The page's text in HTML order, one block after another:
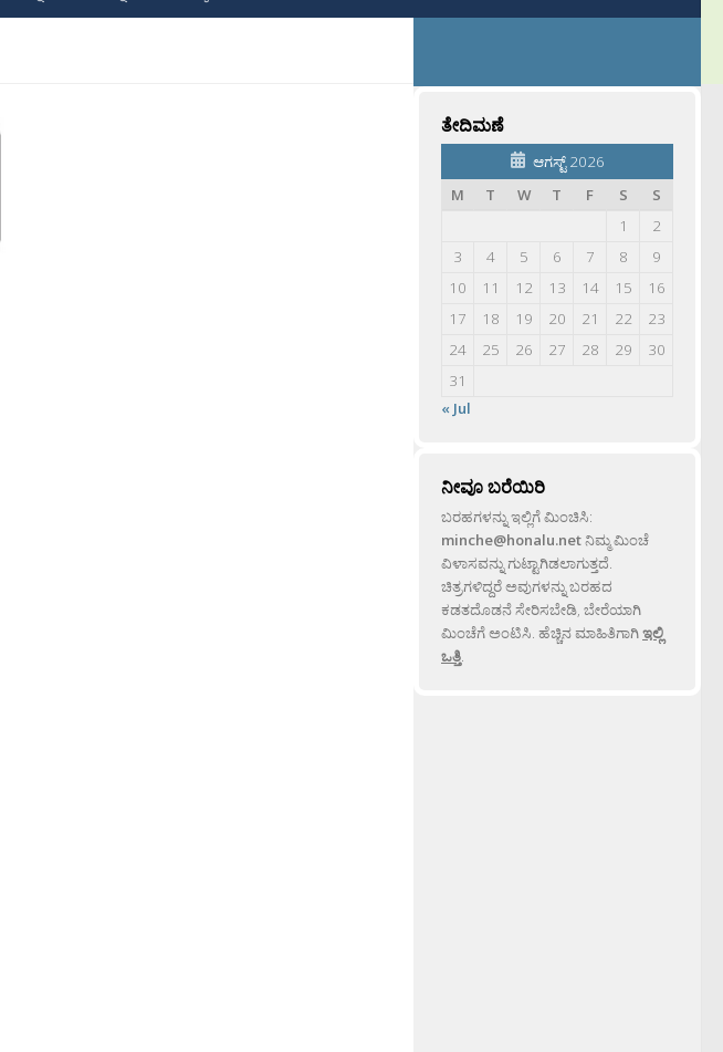
ತೇದಿಮಣೆ
ಆಗಸ್ಟ್ 2026
M
T W T F S
S
1
2
3
4 5 6 7 8
9
10
11 12 13 14 15
16
17
18 19 20 21 22
23
24
25 26 27 28 29
30
31
« Jul
ನೀವೂ ಬರೆಯಿರಿ
ಬರಹಗಳನ್ನು ಇಲ್ಲಿಗೆ ಮಿಂಚಿಸಿ:
minche@honalu.netನಿಮ್ಮ ಮಿಂಚೆ
ವಿಳಾಸವನ್ನು ಗುಟ್ಟಾಗಿಡಲಾಗುತ್ತದೆ.
ಚಿತ್ರಗಳಿದ್ದರೆ ಅವುಗಳನ್ನು ಬರಹದ
ಕಡತದೊಡನೆ ಸೇರಿಸಬೇಡಿ, ಬೇರೆಯಾಗಿ
ಮಿಂಚೆಗೆ ಅಂಟಿಸಿ. ಹೆಚ್ಚಿನ ಮಾಹಿತಿಗಾಗಿಇಲ್ಲಿ
ಒತ್ತಿ.